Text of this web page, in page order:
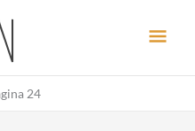
24